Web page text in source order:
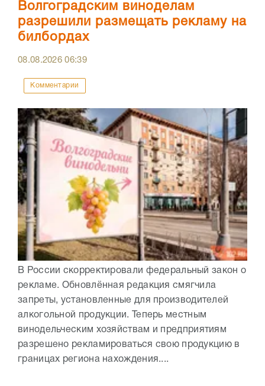
Волгоградским виноделам
разрешили размещать рекламу на
билбордах
08.08.202606:39
Комментарии
В России скорректировали федеральный закон о
рекламе. Обновлённая редакция смягчила
запреты, установленные для производителей
алкогольной продукции. Теперь местным
винодельческим хозяйствам и предприятиям
разрешено рекламироваться свою продукцию в
границах региона нахождения....